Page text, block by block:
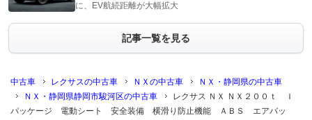
に、EV航続距離が大幅拡大
記事一覧を見る
中古車 レクサスの中古車 ＮＸの中古車
ＮＸ・静岡県の中古車
ＮＸ・静岡県静岡市駿河区の中古車
レクサス ＮＸ ＮＸ２００ｔ Ｉ
パッケージ 電動シート 安全装備 横滑り防止機能 ＡＢＳ エアバッ